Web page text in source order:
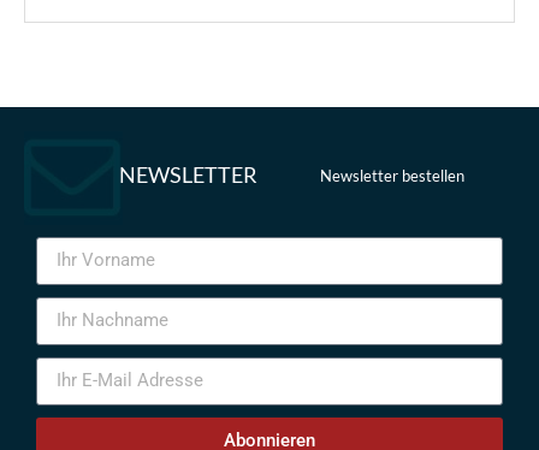
NEWSLETTER Newsletter bestellen
Abonnieren